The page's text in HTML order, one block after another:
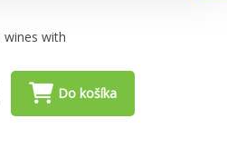
with
Do košíka